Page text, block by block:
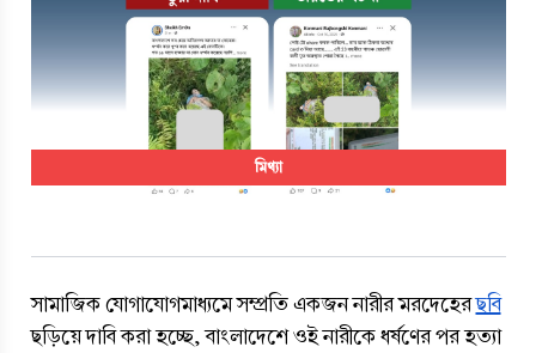
মিথ্যা
সামাজিক যোগাযোগমাধ্যমে সম্প্রতি একজন নারীর মরদেহের ছবি
ছড়িয়ে দাবি করা হচ্ছে, বাংলাদেশে ওই নারীকে ধর্ষণের পর হত্যা